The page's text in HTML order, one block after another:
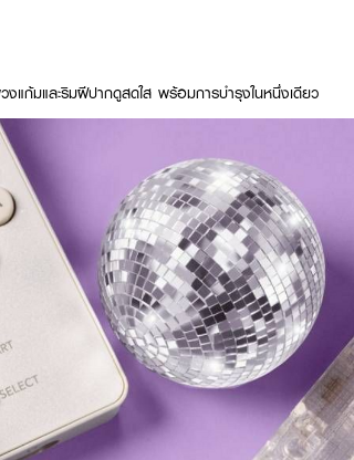
แก้มและริมฝีปากดูสดใส พร้อมการบำรุงในหนึ่งเดียว